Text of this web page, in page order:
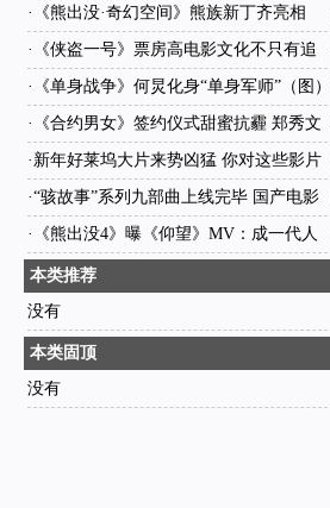
巨人
· 《熊出没·奇幻空间》熊族新丁齐亮相
·
《侠盗一号》票房高电影文化不只有追
星和衍生品
· 《单身战争》何炅化身“单身军师”（图）
·
《合约男女》签约仪式甜蜜抗霾 郑秀文
张孝全亲密合作放得开
· 新年好莱坞大片来势凶猛 你对这些影片
有没有审美疲劳?
·“骇故事”系列九部曲上线完毕 国产电影
再上新台阶
·
《熊出没4》曝《仰望》MV：成一代人
成长记
本类推荐
没有
本类固顶
没有